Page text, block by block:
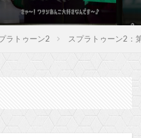
ラトゥーン2 スプラトゥーン2：